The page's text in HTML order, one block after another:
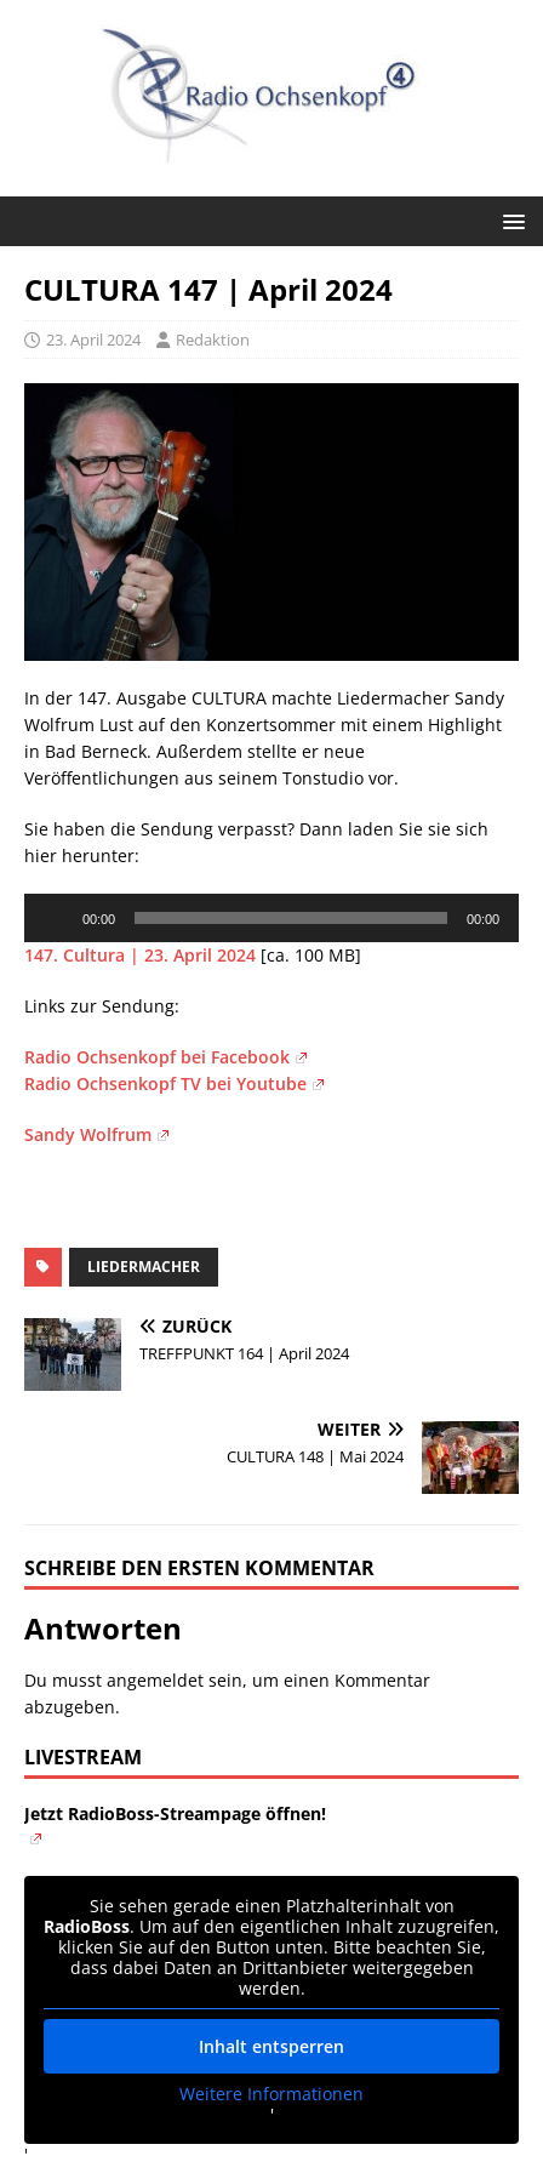
CULTURA 147 | April 2024
23. April 2024 Redaktion
In der 147. Ausgabe CULTURA machte Liedermacher Sandy
Wolfrum Lust auf den Konzertsommer mit einem Highlight
in Bad Berneck. Außerdem stellte er neue
Veröffentlichungen aus seinem Tonstudio vor.
Sie haben die Sendung verpasst? Dann laden Sie sie sich
hier herunter:
00:00 00:00
147. Cultura | 23. April 2024 [ca. 100 MB]
Links zur Sendung:
Radio Ochsenkopf bei Facebook
Radio Ochsenkopf TV bei Youtube
Sandy Wolfrum
LIEDERMACHER
ZURÜCK
TREFFPUNKT 164 | April 2024
WEITER
CULTURA 148 | Mai 2024
SCHREIBE DEN ERSTEN KOMMENTAR
Antworten
Du musst angemeldet sein, um einen Kommentar
abzugeben.
LIVESTREAM
Jetzt RadioBoss-Streampage öffnen!
Sie sehen gerade einen Platzhalterinhalt von
RadioBoss. Um auf den eigentlichen Inhalt zuzugreifen,
klicken Sie auf den Button unten. Bitte beachten Sie,
dass dabei Daten an Drittanbieter weitergegeben
werden.
Inhalt entsperren
Weitere Informationen
'
'